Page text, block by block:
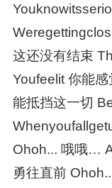
这还没有结束
Youfeelit 你能
能抵挡这一切
Ohoh... 哦哦…
勇往直前